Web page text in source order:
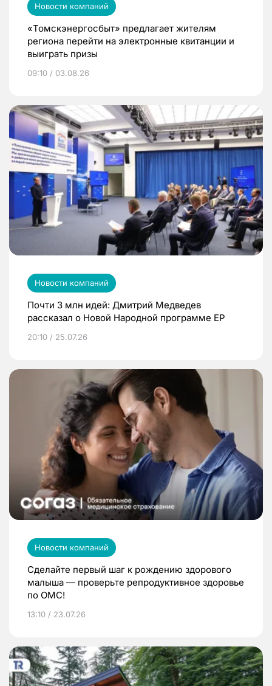
Новости компаний
«Томскэнергосбыт» предлагает жителям
региона перейти на электронные квитанции и
выиграть призы
09:10 / 03.08.26
Новости компаний
Почти 3 млн идей: Дмитрий Медведев
рассказал о Новой Народной программе ЕР
20:10 / 25.07.26
Новости компаний
Сделайте первый шаг к рождению здорового
малыша — проверьте репродуктивное здоровье
по ОМС!
13:10 / 23.07.26